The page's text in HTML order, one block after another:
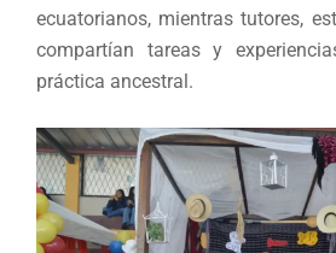
ecuatorianos, mientras tutores,
compartían tareas y
práctica ancestral.